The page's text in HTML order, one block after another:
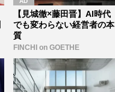
【見城徹×藤田晋】AI時代
でも変わらない経営者の本
質
FINCHI on GOETHE